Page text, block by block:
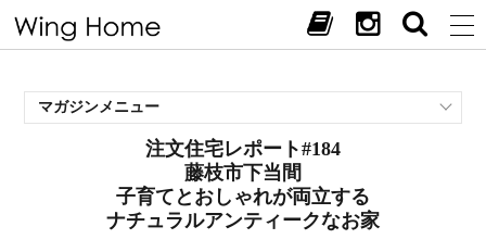
マガジンメニュー
スタッフブログ
現場中継
注文住宅レポート#184
藤枝市下当間
子育てとおしゃれが両立する
ナチュラルアンティークなお家